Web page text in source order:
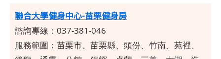
聯合大學健身中心-苗栗健身房
諮詢專線：037-381-046
服務範圍： 苗栗市、苗栗縣、頭份、竹南、苑裡、